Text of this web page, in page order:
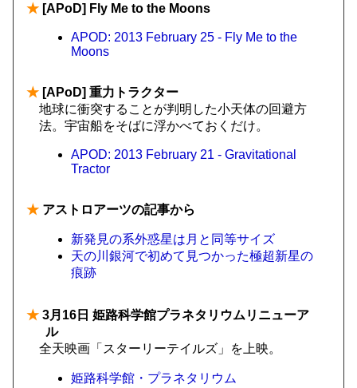
★ [APoD] Fly Me to the Moons
APOD: 2013 February 25 - Fly Me to the
Moons
★ [APoD] 重力トラクター
地球に衝突することが判明した小天体の回避方
法。宇宙船をそばに浮かべておくだけ。
APOD: 2013 February 21 - Gravitational
Tractor
★ アストロアーツの記事から
新発見の系外惑星は月と同等サイズ
天の川銀河で初めて見つかった極超新星の
痕跡
★ 3月16日 姫路科学館プラネタリウムリニューア
ル
全天映画「スターリーテイルズ」を上映。
姫路科学館・プラネタリウム